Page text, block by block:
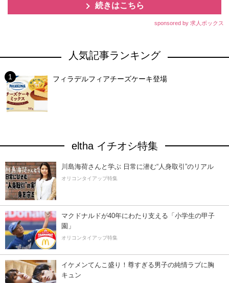
続きはこちら
sponsored by 求人ボックス
人気記事ランキング
フィラデルフィアチーズケーキ登場
eltha イチオシ特集
川島海荷さんと学ぶ 日常に潜む“人身取引”のリアル
オリコンタイアップ特集
マクドナルドが40年にわたり支える「小学生の甲子
園」
オリコンタイアップ特集
イケメンてんこ盛り！尊すぎる男子の純情ラブに胸
キュン